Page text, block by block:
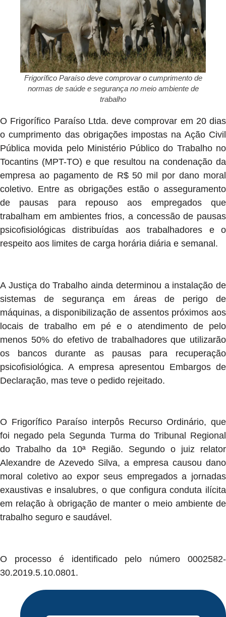
Frigorífico Paraíso deve comprovar o cumprimento de
normas de saúde e segurança no meio ambiente de
trabalho
O Frigorífico Paraíso Ltda. deve comprovar em 20 dias
o cumprimento das obrigações impostas na Ação Civil
Pública movida pelo Ministério Público do Trabalho no
Tocantins (MPT-TO) e que resultou na condenação da
empresa ao pagamento de R$ 50 mil por dano moral
coletivo. Entre as obrigações estão o asseguramento
de pausas para repouso aos empregados que
trabalham em ambientes frios, a concessão de pausas
psicofisiológicas distribuídas aos trabalhadores e o
respeito aos limites de carga horária diária e semanal.
A Justiça do Trabalho ainda determinou a instalação de
sistemas de segurança em áreas de perigo de
máquinas, a disponibilização de assentos próximos aos
locais de trabalho em pé e o atendimento de pelo
menos 50% do efetivo de trabalhadores que utilizarão
os bancos durante as pausas para recuperação
psicofisiológica. A empresa apresentou Embargos de
Declaração, mas teve o pedido rejeitado.
O Frigorífico Paraíso interpôs Recurso Ordinário, que
foi negado pela Segunda Turma do Tribunal Regional
do Trabalho da 10ª Região. Segundo o juiz relator
Alexandre de Azevedo Silva, a empresa causou dano
moral coletivo ao expor seus empregados a jornadas
exaustivas e insalubres, o que configura conduta ilícita
em relação à obrigação de manter o meio ambiente de
trabalho seguro e saudável.
O processo é identificado pelo número 0002582-
30.2019.5.10.0801.